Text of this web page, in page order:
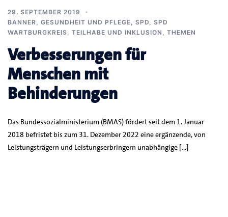
29. SEPTEMBER 2019
BANNER
GESUNDHEIT UND PFLEGE SPD
SPD
WARTBURGKREIS
TEILHABE UND INKLUSION THEMEN
Verbesserungen für
Menschen mit
Behinderungen
Das Bundessozialministerium (BMAS) fördert seit dem 1. Januar
2018 befristet bis zum 31. Dezember 2022 eine ergänzende, von
Leistungsträgern und Leistungserbringern unabhängige […]